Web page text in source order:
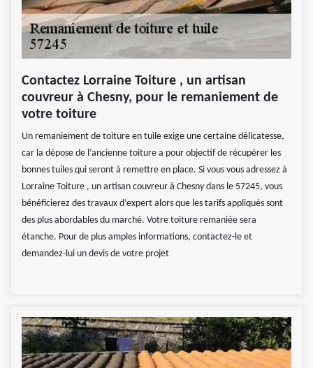
Contactez Lorraine Toiture , un artisan
couvreur à Chesny, pour le remaniement de
votre toiture
Un remaniement de toiture en tuile exige une certaine délicatesse,
car la dépose de l’ancienne toiture a pour objectif de récupérer les
bonnes tuiles qui seront à remettre en place. Si vous vous adressez à
Lorraine Toiture , un artisan couvreur à Chesny dans le 57245, vous
bénéficierez des travaux d’expert alors que les tarifs appliqués sont
des plus abordables du marché. Votre toiture remaniée sera
étanche. Pour de plus amples informations, contactez-le et
demandez-lui un devis de votre projet